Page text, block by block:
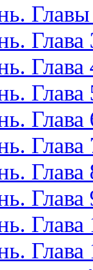
Глава
Глава
Глава
Глава
Глава
Глава
Глава
Глава
Глава